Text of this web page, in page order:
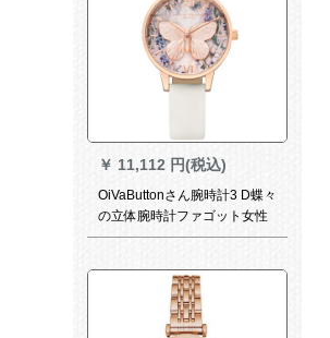
￥ 11,112 円(税込)
OiVaButtonさん腕時計3 D蝶々
の立体腕時計ファゴット女性
時計OB 16 GH 07